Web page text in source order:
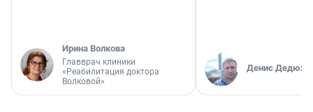
Ирина Волкова
Главврач клиники
«Реабилитация доктора
Волковой»
Денис